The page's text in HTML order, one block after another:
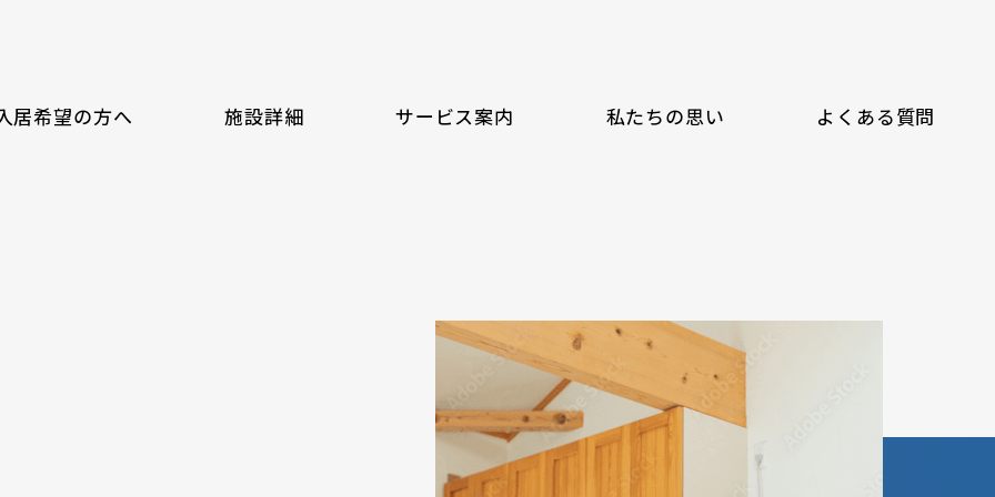
居希望の方へ 施設詳細 サービス案内 私たちの思い よくある質問